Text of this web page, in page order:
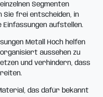
Segmenten
Sie frei entscheiden, in
Einfassungen aufstellen.
Metall Hoch helfen
aussehen zu
und verhindern, dass
das dafür bekannt